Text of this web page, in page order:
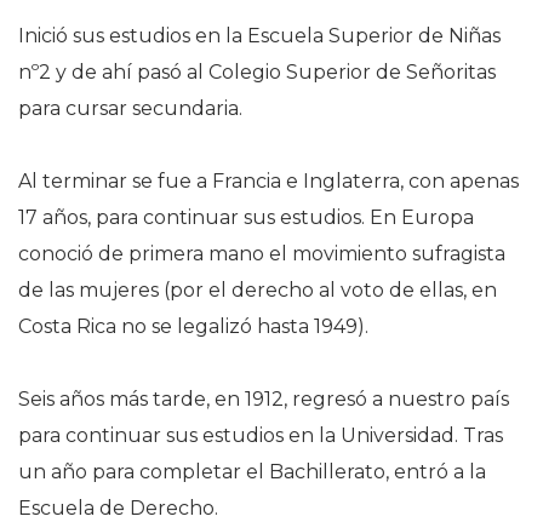
Inició sus estudios en la Escuela Superior de Niñas
nº2 y de ahí pasó al Colegio Superior de Señoritas
para cursar secundaria.
Al terminar se fue a Francia e Inglaterra, con apenas
17 años, para continuar sus estudios. En Europa
conoció de primera mano el movimiento sufragista
de las mujeres (por el derecho al voto de ellas, en
Costa Rica no se legalizó hasta 1949).
Seis años más tarde, en 1912, regresó a nuestro país
para continuar sus estudios en la Universidad. Tras
un año para completar el Bachillerato, entró a la
Escuela de Derecho.